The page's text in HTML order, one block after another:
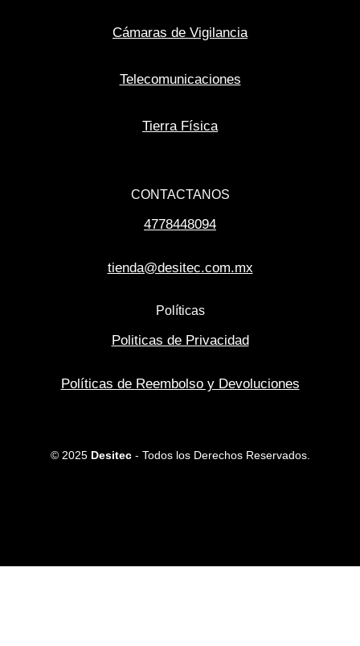
Cámaras de Vigilancia
Telecomunicaciones
Tierra Física
CONTACTANOS
4778448094
tienda@desitec.com.mx
Políticas
Politicas de Privacidad
Políticas de Reembolso y Devoluciones
© 2025 Desitec- Todos los Derechos Reservados.